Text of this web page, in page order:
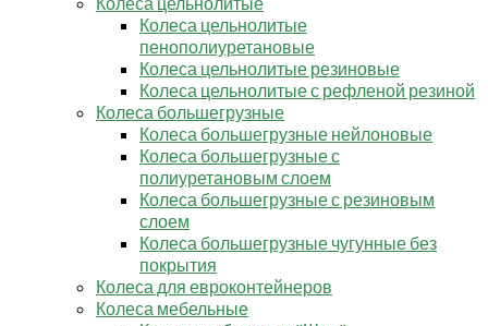
Колеса цельнолитые
пенополиуретановые
Колеса цельнолитые резиновые
Колеса цельнолитые с рефленой резиной
Колеса большегрузные
Колеса большегрузные нейлоновые
Колеса большегрузные с
полиуретановым слоем
Колеса большегрузные с резиновым
слоем
Колеса большегрузные чугунные без
покрытия
Колеса для евроконтейнеров
Колеса мебельные